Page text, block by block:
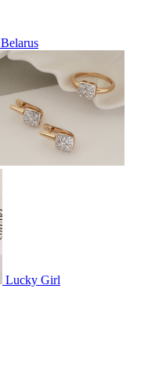
Belarus
Lucky Girl